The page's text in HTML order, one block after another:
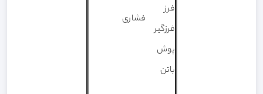
فرز
فرزگیر
پوش
باتن
فشاری